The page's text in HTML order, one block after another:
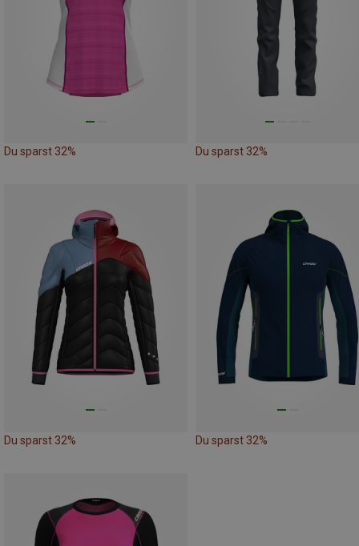
Du sparst 32% Du sparst 32%
Du sparst 32% Du sparst 32%